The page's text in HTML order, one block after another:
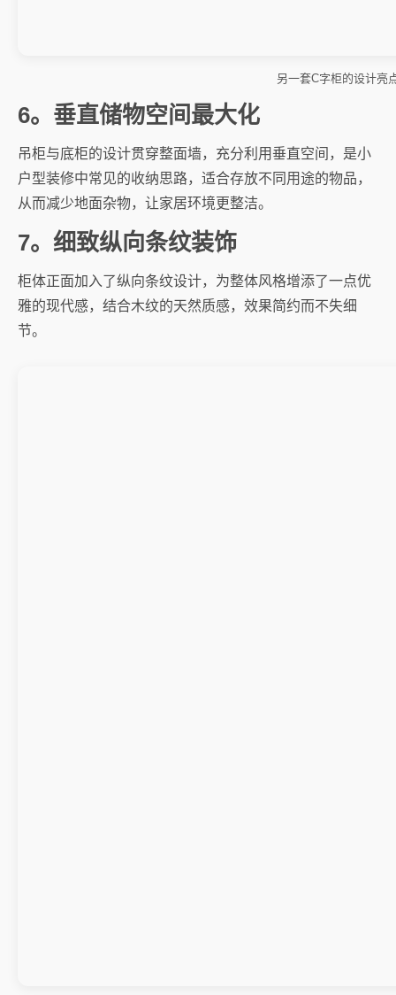
另一套C字柜的设计亮
6。垂直储物空间最大化
吊柜与底柜的设计贯穿整面墙，充分利用垂直空间，是小
户型装修中常见的收纳思路，适合存放不同用途的物品，
从而减少地面杂物，让家居环境更整洁。
7。细致纵向条纹装饰
柜体正面加入了纵向条纹设计，为整体风格增添了一点优
雅的现代感，结合木纹的天然质感，效果简约而不失细
节。